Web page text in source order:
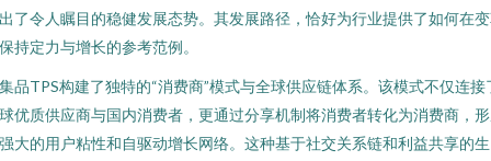
了令人瞩目的稳健发展态势。其发展路径，恰好为行业提供了如何在
持定力与增长的参考范例。
品TPS构建了独特的“消费商”模式与全球供应链体系。该模式不仅连接
优质供应商与国内消费者，更通过分享机制将消费者转化为消费商，
大的用户粘性和自驱动增长网络。这种基于社交关系链和利益共享的生